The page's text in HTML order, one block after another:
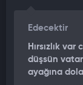
Edecektir
Hırsızlık
düşsün
ayağına